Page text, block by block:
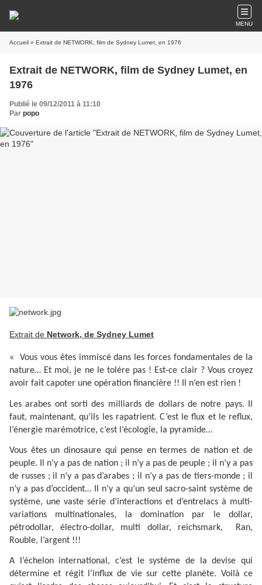
MENU
Accueil » Extrait de NETWORK, film de Sydney Lumet, en 1976
Extrait de NETWORK, film de Sydney Lumet, en
1976
Publié le 09/12/2011 à 11:10
Par popo
Extrait de Network, de Sydney Lumet
« Vous vous êtes immiscé dans les forces fondamentales de la
nature… Et moi, je ne le tolére pas ! Est-ce clair ? Vous croyez
avoir fait capoter une opération financière !! Il n’en est rien !
Les arabes ont sorti des milliards de dollars de notre pays. Il
faut, maintenant, qu’ils les rapatrient. C’est le flux et le reflux,
l’énergie marémotrice, c’est l’écologie, la pyramide…
Vous êtes un dinosaure qui pense en termes de nation et de
peuple. Il n’y a pas de nation ; il n’y a pas de peuple ; il n’y a pas
de russes ; il n’y a pas d’arabes ; il n’y a pas de tiers-monde ; il
n’y a pas d’occident… Il n’y a qu’un seul sacro-saint système de
système, une vaste série d’interactions et d’entrelacs à multi-
variations multinationales, la domination par le dollar,
pétrodollar, électro-dollar, multi dollar, reichsmark,
Ran,
Rouble, l’argent !!!
A l’échelon international, c’est le système de la devise qui
détermine et régit l’influx de vie sur cette planète. Voilà ce